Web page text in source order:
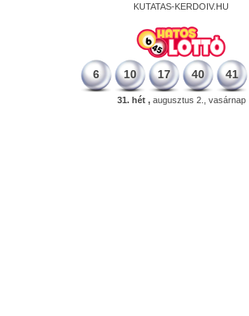
KUTATAS-KERDOIV.HU
6 10 17 40 41
31. hét ,augusztus 2., vasárnap